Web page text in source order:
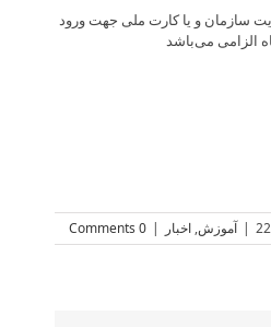
سازمان و یا کارت ملی جهت ورود
الزامی می‌باشد
| آموزش, اخبار |
0 Comments